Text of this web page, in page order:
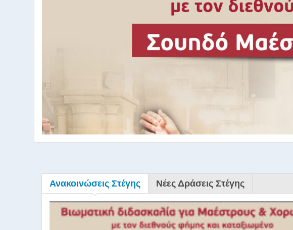
Ανακοινώσεις Στέγης Νέες Δράσεις Στέγης